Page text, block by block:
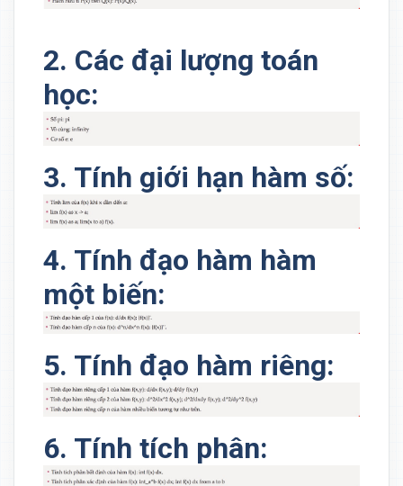
2. Các đại lượng toán
học:
3. Tính giới hạn hàm số:
4. Tính đạo hàm hàm
một biến:
5. Tính đạo hàm riêng:
6. Tính tích phân: